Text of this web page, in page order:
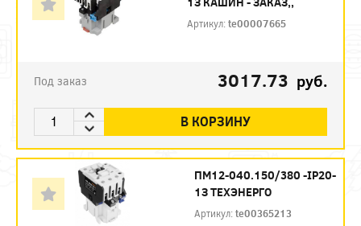
Артикул:te00007665
Под заказ 3017.73 руб.
В КОРЗИНУ
ПМ12-040.150/380 -IP20-
1З ТЕХЭНЕРГО
Артикул:te00365213